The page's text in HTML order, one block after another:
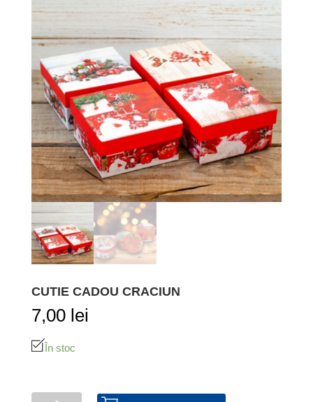
CUTIE CADOU CRACIUN
7,00 lei
În stoc
Cantitate